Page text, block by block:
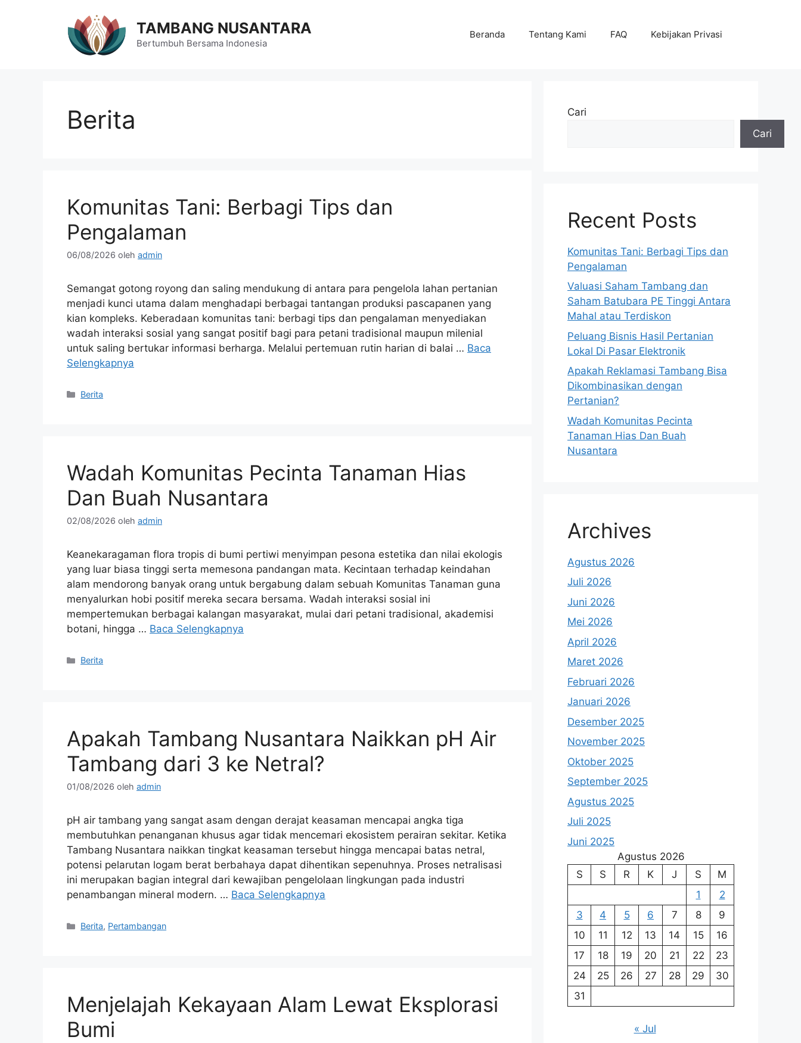
TAMBANG NUSANTARA
Bertumbuh Bersama Indonesia
Beranda Tentang Kami FAQ Kebijakan Privasi
Berita
Komunitas Tani: Berbagi Tips dan
Pengalaman
06/08/2026 oleh admin
Semangat gotong royong dan saling mendukung di antara para pengelola lahan pertanian
menjadi kunci utama dalam menghadapi berbagai tantangan produksi pascapanen yang
kian kompleks. Keberadaan komunitas tani: berbagi tips dan pengalaman menyediakan
wadah interaksi sosial yang sangat positif bagi para petani tradisional maupun milenial
untuk saling bertukar informasi berharga. Melalui pertemuan rutin harian di balai … Baca
Selengkapnya
Kategori
Berita
Wadah Komunitas Pecinta Tanaman Hias
Dan Buah Nusantara
02/08/2026 oleh admin
Keanekaragaman flora tropis di bumi pertiwi menyimpan pesona estetika dan nilai ekologis
yang luar biasa tinggi serta memesona pandangan mata. Kecintaan terhadap keindahan
alam mendorong banyak orang untuk bergabung dalam sebuah Komunitas Tanaman guna
menyalurkan hobi positif mereka secara bersama. Wadah interaksi sosial ini
mempertemukan berbagai kalangan masyarakat, mulai dari petani tradisional, akademisi
botani, hingga … Baca Selengkapnya
Kategori
Berita
Apakah Tambang Nusantara Naikkan pH Air
Tambang dari 3 ke Netral?
01/08/2026 oleh admin
pH air tambang yang sangat asam dengan derajat keasaman mencapai angka tiga
membutuhkan penanganan khusus agar tidak mencemari ekosistem perairan sekitar. Ketika
Tambang Nusantara naikkan tingkat keasaman tersebut hingga mencapai batas netral,
potensi pelarutan logam berat berbahaya dapat dihentikan sepenuhnya. Proses netralisasi
ini merupakan bagian integral dari kewajiban pengelolaan lingkungan pada industri
penambangan mineral modern. … Baca Selengkapnya
Kategori
Berita, Pertambangan
Menjelajah Kekayaan Alam Lewat Eksplorasi
Bumi
Cari
Cari
Recent Posts
Komunitas Tani: Berbagi Tips dan
Pengalaman
Valuasi Saham Tambang dan
Saham Batubara PE Tinggi Antara
Mahal atau Terdiskon
Peluang Bisnis Hasil Pertanian
Lokal Di Pasar Elektronik
Apakah Reklamasi Tambang Bisa
Dikombinasikan dengan
Pertanian?
Wadah Komunitas Pecinta
Tanaman Hias Dan Buah
Nusantara
Archives
Agustus 2026
Juli 2026
Juni 2026
Mei 2026
April 2026
Maret 2026
Februari 2026
Januari 2026
Desember 2025
November 2025
Oktober 2025
September 2025
Agustus 2025
Juli 2025
Juni 2025
Agustus 2026
S
S R K J S
M
1
2
3
4 5 6 7 8
9
10
11 12 13 14 15
16
17
18 19 20 21 22
23
24
25 26 27 28 29
30
31
« Jul